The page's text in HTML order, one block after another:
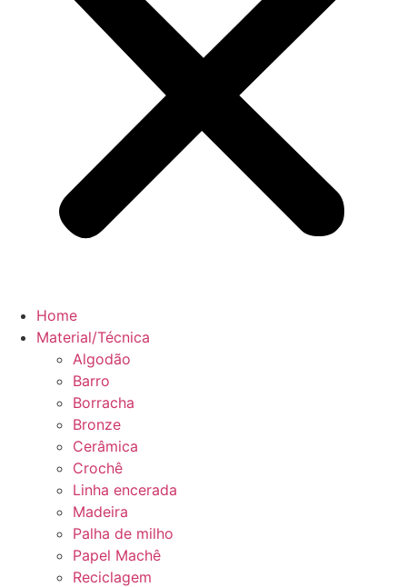
Home
Material/Técnica
Algodão
Barro
Borracha
Bronze
Cerâmica
Crochê
Linha encerada
Madeira
Palha de milho
Papel Machê
Reciclagem